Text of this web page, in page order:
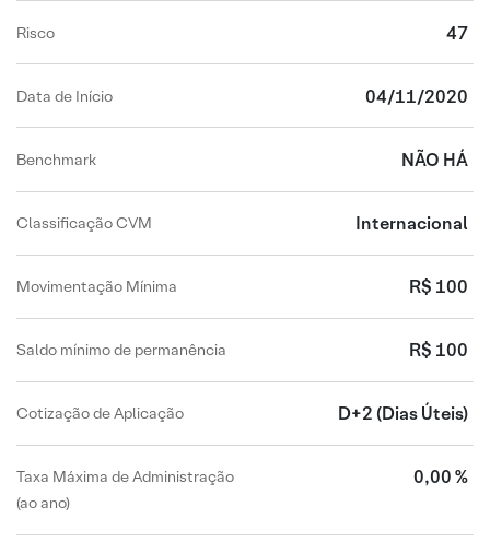
Risco 47
Data de Início 04/11/2020
Benchmark NÃO HÁ
Classificação CVM Internacional
Movimentação Mínima R$ 100
Saldo mínimo de permanência R$ 100
Cotização de Aplicação D+2 (Dias Úteis)
Taxa Máxima de Administração
(ao ano)
0,00 %